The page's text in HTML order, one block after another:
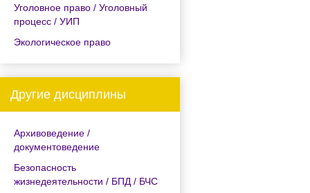
Уголовное право / Уголовный
процесс / УИП
Экологическое право
Другие дисциплины
Архивоведение /
документоведение
Безопасность
жизнедеятельности / БПД / БЧС